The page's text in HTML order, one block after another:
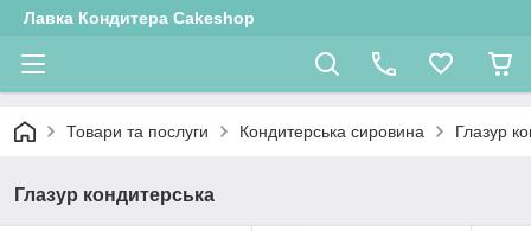
Лавка Кондитера Cakeshop
Товари та послуги Кондитерська сировина Глазур
Глазур кондитерська